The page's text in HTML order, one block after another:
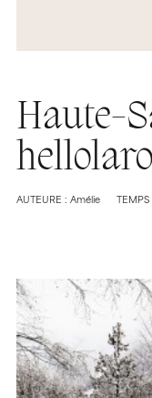
Haute-
AUTEURE : Amélie